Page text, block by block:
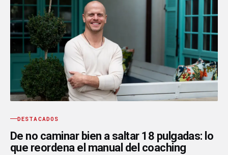
DESTACADOS
De no caminar bien a saltar 18 pulgadas: lo
que reordena el manual del coaching